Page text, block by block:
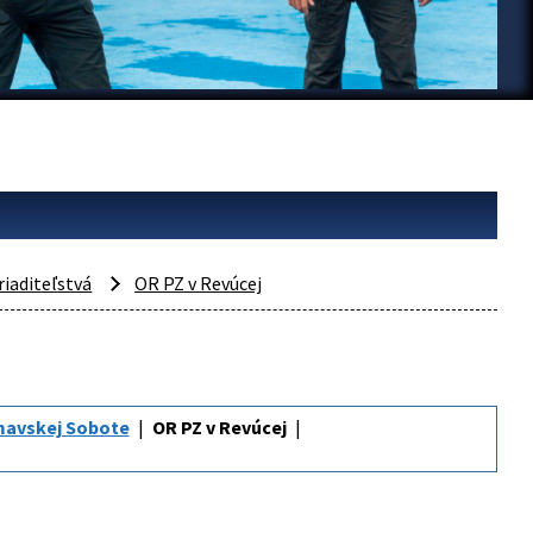
OR PZ v Revúcej
Sobote
OR PZ v Revúcej